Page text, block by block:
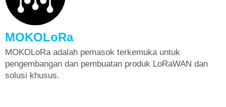
MOKOLoRa
MOKOLoRa adalah pemasok terkemuka untuk
pengembangan dan pembuatan produk LoRaWAN dan
solusi khusus.